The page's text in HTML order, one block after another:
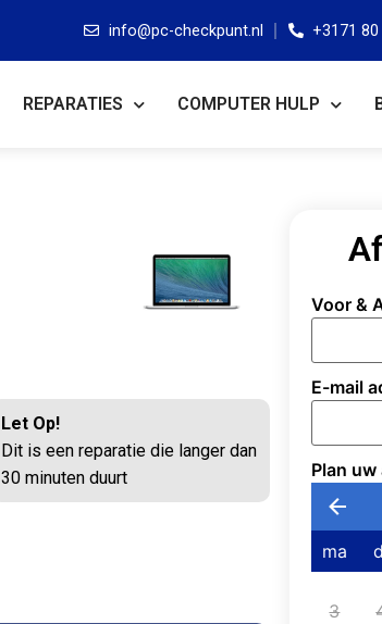
info@pc-checkpunt.nl +3171
REPARATIES COMPUTER HULP
Let Op!
Dit is een reparatie die langer dan
30 minuten duurt
Voor &
E-mail
Plan
ma
3